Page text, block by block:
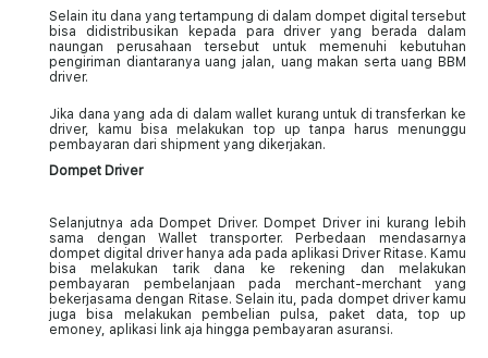
Selain itu dana yang tertampung di dalam dompet digital tersebut
bisa didistribusikan kepada para driver yang berada dalam
naungan perusahaan tersebut untuk memenuhi kebutuhan
pengiriman diantaranya uang jalan, uang makan serta uang BBM
driver.
Jika dana yang ada di dalam wallet kurang untuk di transferkan ke
driver, kamu bisa melakukan top up tanpa harus menunggu
pembayaran dari shipment yang dikerjakan.
Dompet Driver
Selanjutnya ada Dompet Driver. Dompet Driver ini kurang lebih
sama dengan Wallet transporter. Perbedaan mendasarnya
dompet digital driver hanya ada pada aplikasi Driver Ritase. Kamu
bisa melakukan tarik dana ke rekening dan melakukan
pembayaran pembelanjaan pada merchant-merchant yang
bekerjasama dengan Ritase. Selain itu, pada dompet driver kamu
juga bisa melakukan pembelian pulsa, paket data, top up
emoney, aplikasi link aja hingga pembayaran asuransi.